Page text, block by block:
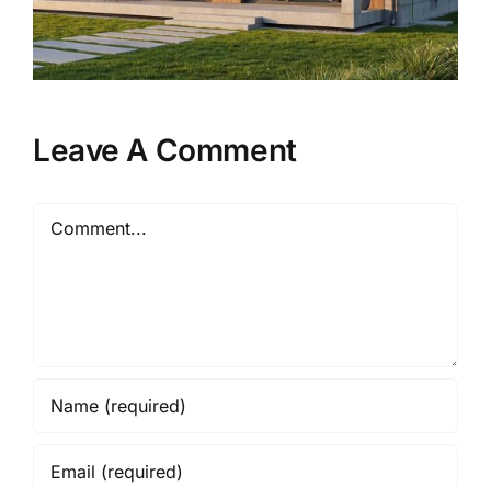
Leave A Comment